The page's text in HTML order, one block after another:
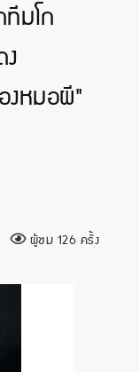
ทีมโก
งหมอผี"
ผู้ชม 126 ครั้ง